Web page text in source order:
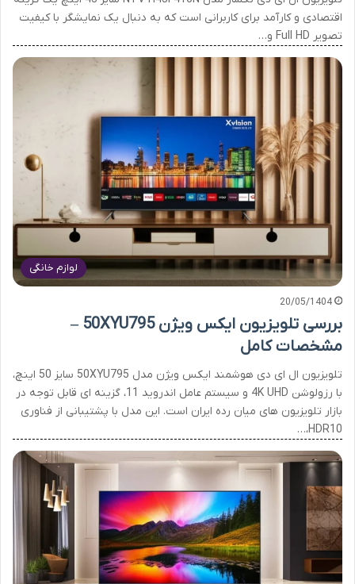
اقتصادی و کارآمد برای کاربرانی است که به دنبال یک نمایشگر با کیفیت
تصویر Full HD و…
لوازم خانگی
20/05/1404
بررسی تلویزیون ایکس ویژن 50XYU795 –
مشخصات کامل
تلویزیون ال ای دی هوشمند ایکس ویژن مدل 50XYU795 سایز 50 اینچ،
با رزولوشن 4K UHD و سیستم عامل اندروید 11، گزینه ای قابل توجه در
بازار تلویزیون های میان رده ایران است. این مدل با پشتیبانی از فناوری
HDR10،…